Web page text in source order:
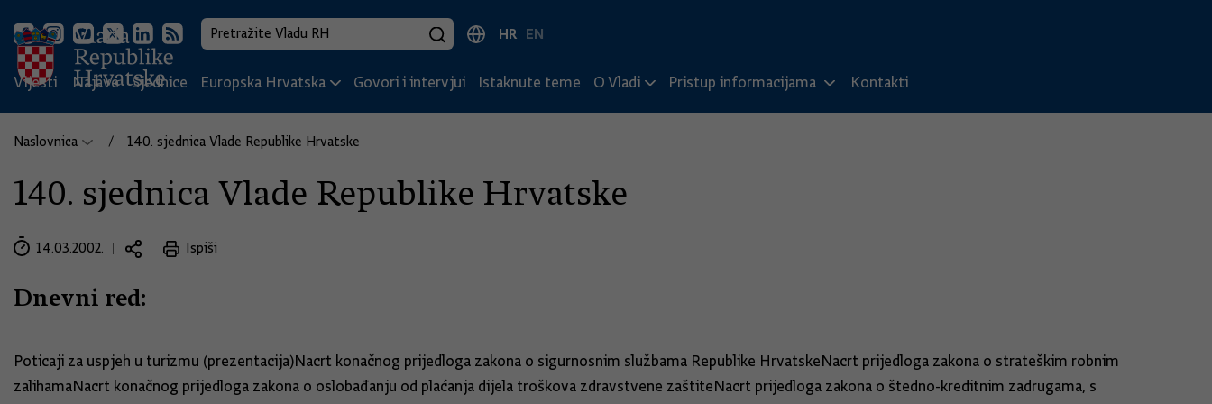
HR EN
Vijesti Najave Sjednice Europska Hrvatska Govori i intervjui Istaknute teme O Vladi Pristup informacijama Kontakti
Naslovnica 140. sjednica Vlade Republike Hrvatske
140. sjednica Vlade Republike Hrvatske
14.03.2002. Ispiši
Dnevni red:
Poticaji za uspjeh u turizmu (prezentacija)Nacrt konačnog prijedloga zakona o sigurnosnim službama Republike HrvatskeNacrt prijedloga zakona o strateškim robnim
zalihamaNacrt konačnog prijedloga zakona o oslobađanju od plaćanja dijela troškova zdravstvene zaštiteNacrt prijedloga zakona o štedno-kreditnim zadrugama, s